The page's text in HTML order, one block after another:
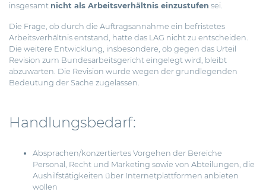
insgesamt nicht als Arbeitsverhältnis einzustufen sei.
Die Frage, ob durch die Auftragsannahme ein befristetes
Arbeitsverhältnis entstand, hatte das LAG nicht zu entscheiden.
Die weitere Entwicklung, insbesondere, ob gegen das Urteil
Revision zum Bundesarbeitsgericht eingelegt wird, bleibt
abzuwarten. Die Revision wurde wegen der grundlegenden
Bedeutung der Sache zugelassen.
Handlungsbedarf:
Absprachen/konzertiertes Vorgehen der Bereiche
Personal, Recht und Marketing sowie von Abteilungen, die
Aushilfstätigkeiten über Internetplattformen anbieten
wollen